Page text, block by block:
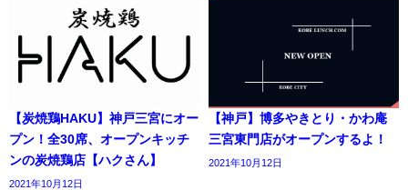
【炭焼鶏HAKU】神戸三宮にオー
プン！全30席、オープンキッチ
ンの炭焼鶏店【ハクさん】
2021年10月12日
【神戸】博多やきとり・かわ庵
三宮東門店がオープンするよ！
2021年10月12日